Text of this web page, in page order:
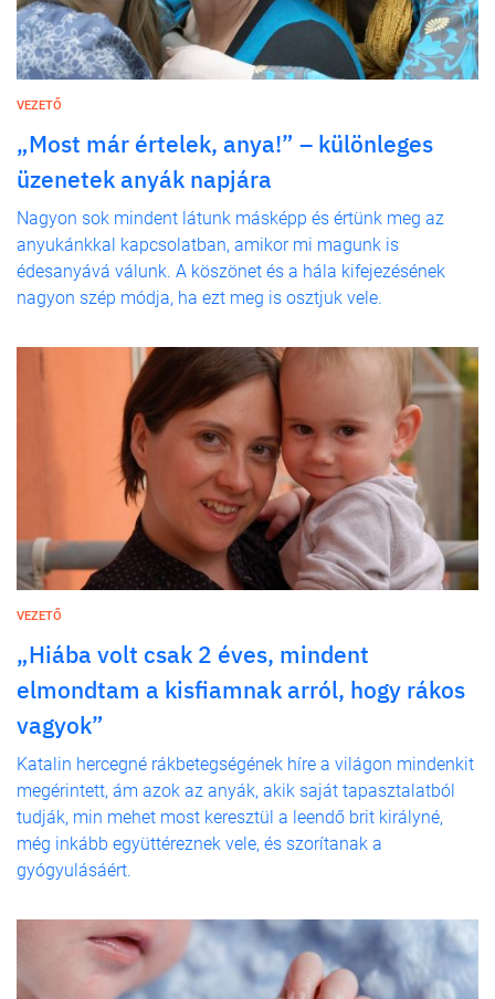
VEZETŐ
„Most már értelek, anya!” – különleges
üzenetek anyák napjára
Nagyon sok mindent látunk másképp és értünk meg az
anyukánkkal kapcsolatban, amikor mi magunk is
édesanyává válunk. A köszönet és a hála kifejezésének
nagyon szép módja, ha ezt meg is osztjuk vele.
VEZETŐ
„Hiába volt csak 2 éves, mindent
elmondtam a kisfiamnak arról, hogy rákos
vagyok”
Katalin hercegné rákbetegségének híre a világon mindenkit
megérintett, ám azok az anyák, akik saját tapasztalatból
tudják, min mehet most keresztül a leendő brit királyné,
még inkább együttéreznek vele, és szorítanak a
gyógyulásáért.